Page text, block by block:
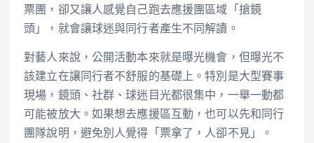
票團，卻又讓人感覺自己跑去應援團區域「搶鏡
頭」，就會讓球迷與同行者產生不同解讀。
對藝人來說，公開活動本來就是曝光機會，但曝光不
該建立在讓同行者不舒服的基礎上。特別是大型賽事
現場，鏡頭、社群、球迷目光都很集中，一舉一動都
可能被放大。如果想去應援區互動，也可以先和同行
團隊說明，避免別人覺得「票拿了，人卻不見」。